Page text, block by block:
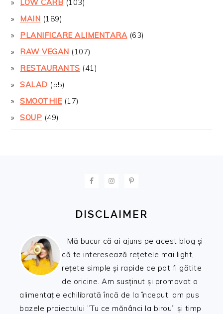
LOW CARB (103)
MAIN (189)
PLANIFICARE ALIMENTARA(63)
RAW VEGAN (107)
RESTAURANTS (41)
SALAD (55)
SMOOTHIE(17)
SOUP (49)
DISCLAIMER
Mă bucur că ai ajuns pe acest blog și
că te interesează rețetele mai light,
rețete simple și rapide ce pot fi gătite
de oricine. Am susținut și promovat o
alimentație echilibrată încă de la început, am pus
bazele proiectului ”Tu ce mănânci la birou” și timp